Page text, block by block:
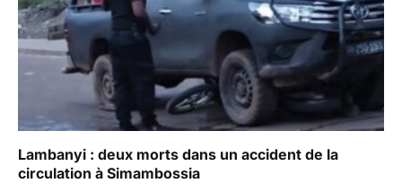
Lambanyi : deux morts dans un accident de la
circulation à Simambossia